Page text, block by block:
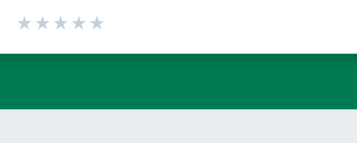
1 a 5 stelle la pagina